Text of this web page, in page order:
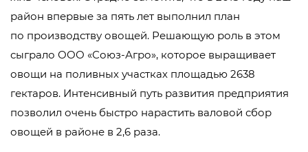
район впервые за пять лет выполнил план
по производству овощей. Решающую роль в этом
сыграло ООО «Союз-Агро», которое выращивает
овощи на поливных участках площадью 2638
гектаров. Интенсивный путь развития предприятия
позволил очень быстро нарастить валовой сбор
овощей в районе в 2,6 раза.